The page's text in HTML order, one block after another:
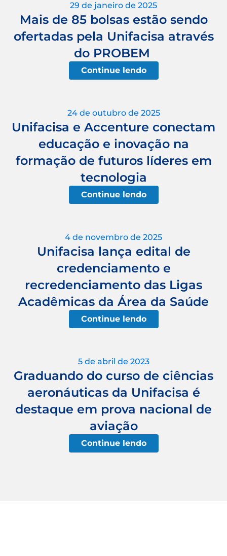
29 de janeiro de 2025
Mais de 85 bolsas estão sendo
ofertadas pela Unifacisa através
do PROBEM
Continue lendo
24 de outubro de 2025
Unifacisa e Accenture conectam
educação e inovação na
formação de futuros líderes em
tecnologia
Continue lendo
4 de novembro de 2025
Unifacisa lança edital de
credenciamento e
recredenciamento das Ligas
Acadêmicas da Área da Saúde
Continue lendo
5 de abril de 2023
Graduando do curso de ciências
aeronáuticas da Unifacisa é
destaque em prova nacional de
aviação
Continue lendo